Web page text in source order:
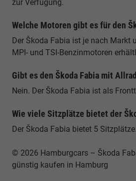
zur Verfügung.
Welche Motoren gibt es für den
Der Škoda Fabia ist je nach Markt
MPI- und TSI-Benzinmotoren
Gibt es den Škoda Fabia mit
Nein. Der Škoda Fabia ist als
Wie viele Sitzplätze bietet der
Der Škoda Fabia bietet 5 Sitzplätze.
© 2026 Hamburgcars – Škoda
günstig kaufen in Hamburg